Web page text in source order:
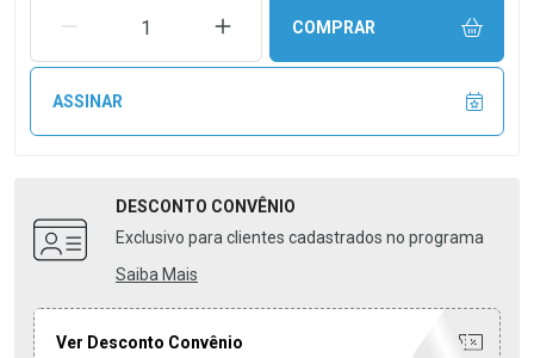
REMOVER UMA UNIDADEAUMENTAR UMA UNIDADE
COMPRAR
ASSINAR
DESCONTO CONVÊNIO
Exclusivo para clientes cadastrados no programa
Saiba Mais
Ver Desconto Convênio